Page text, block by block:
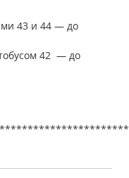
43 и 44 — до
42 — до